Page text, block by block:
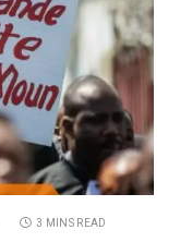
3 MINS READ